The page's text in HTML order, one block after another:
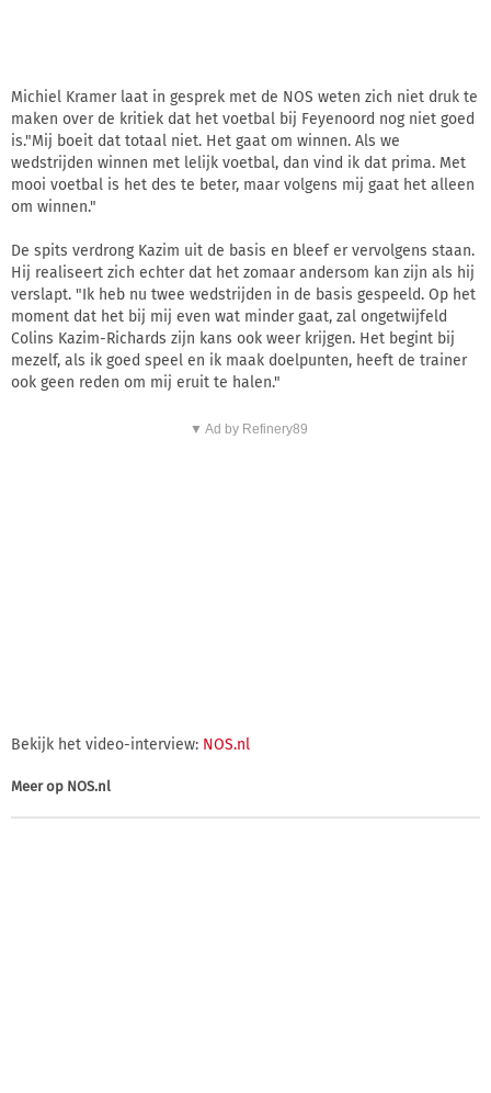
Michiel Kramer laat in gesprek met de NOS weten zich niet druk te
maken over de kritiek dat het voetbal bij Feyenoord nog niet goed
is."Mij boeit dat totaal niet. Het gaat om winnen. Als we
wedstrijden winnen met lelijk voetbal, dan vind ik dat prima. Met
mooi voetbal is het des te beter, maar volgens mij gaat het alleen
om winnen."
De spits verdrong Kazim uit de basis en bleef er vervolgens staan.
Hij realiseert zich echter dat het zomaar andersom kan zijn als hij
verslapt. "Ik heb nu twee wedstrijden in de basis gespeeld. Op het
moment dat het bij mij even wat minder gaat, zal ongetwijfeld
Colins Kazim-Richards zijn kans ook weer krijgen. Het begint bij
mezelf, als ik goed speel en ik maak doelpunten, heeft de trainer
ook geen reden om mij eruit te halen."
▼ Ad by Refinery89
Bekijk het video-interview: NOS.nl
Meer op NOS.nl